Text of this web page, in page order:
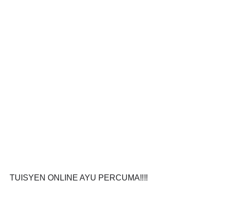
TUISYEN ONLINE AYU PERCUMA‼️‼️